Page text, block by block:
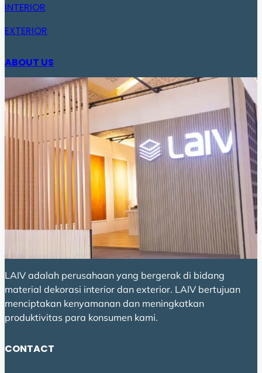
INTERIOR
EXTERIOR
ABOUT US
LAIV adalah perusahaan yang bergerak di bidang
material dekorasi interior dan exterior. LAIV bertujuan
menciptakan kenyamanan dan meningkatkan
produktivitas para konsumen kami.
CONTACT